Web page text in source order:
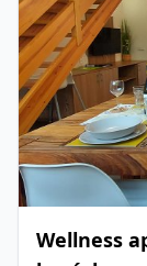
Wellness